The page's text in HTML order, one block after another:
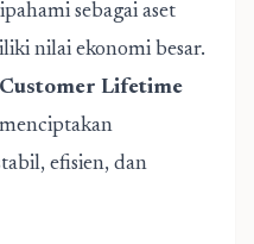
sebagai aset
nilai ekonomi besar.
Customer Lifetime
efisien, dan